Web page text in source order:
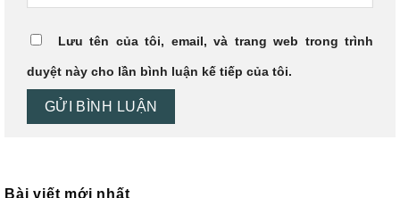
Lưu tên của tôi, email, và trang web trong trình
duyệt này cho lần bình luận kế tiếp của tôi.
Bài viết mới nhất